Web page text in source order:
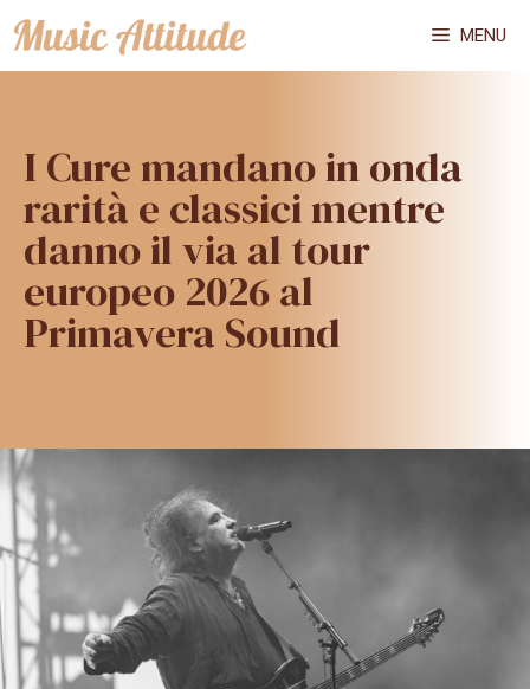
Vai
al
MENU
I Cure mandano in onda
rarità e classici mentre
danno il via al tour
europeo 2026 al
Primavera Sound